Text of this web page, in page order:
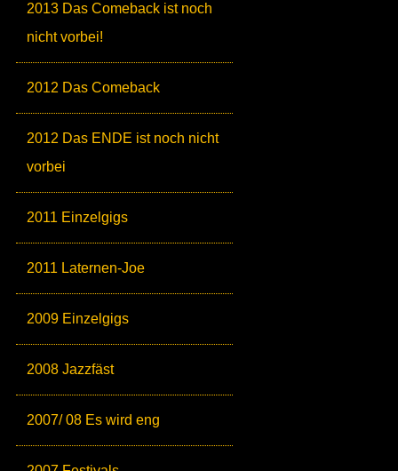
2013 Das Comeback ist noch
nicht vorbei!
2012 Das Comeback
2012 Das ENDE ist noch nicht
vorbei
2011 Einzelgigs
2011 Laternen-Joe
2009 Einzelgigs
2008 Jazzfäst
2007/ 08 Es wird eng